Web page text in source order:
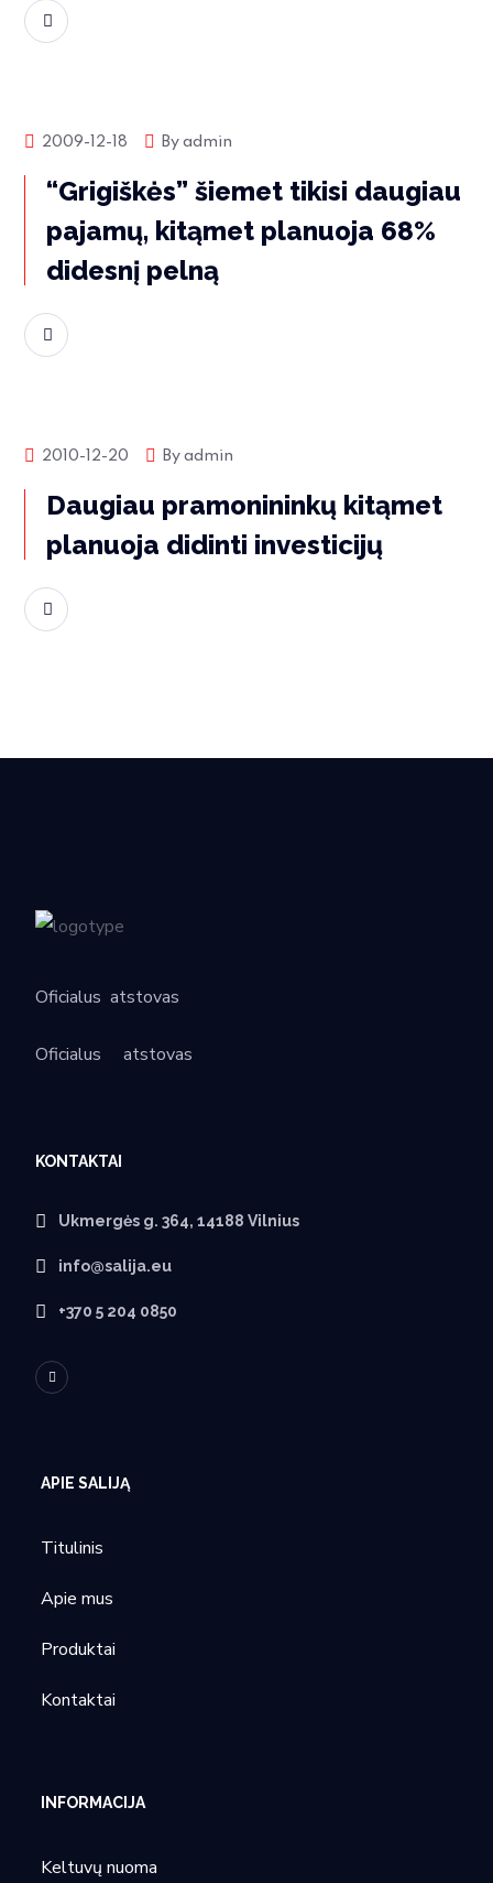
Rinkos naujienos
2009-12-18 Byadmin
“Grigiškės” šiemet tikisi daugiau
pajamų, kitąmet planuoja 68%
didesnį pelną
Rinkos naujienos
2010-12-20 Byadmin
Daugiau pramonininkų kitąmet
planuoja didinti investicijų
Oficialus atstovas
Oficialus atstovas
KONTAKTAI
Ukmergės g. 364, 14188 Vilnius
info@salija.eu
+370 5 204 0850
APIE SALIJĄ
Titulinis
Apie mus
Produktai
Kontaktai
INFORMACIJA
Keltuvų nuoma